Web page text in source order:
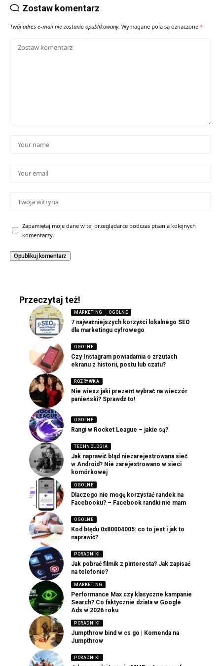
Zostaw komentarz
Twój adres e-mail nie zostanie opublikowany. Wymagane pola są oznaczone *
Zapamiętaj moje dane w tej przeglądarce podczas pisania kolejnych
komentarzy.
Przeczytaj też!
MARKETING OGOLNE
7 najważniejszych korzyści lokalnego SEO
dla marketingu cyfrowego
OGOLNE
Czy Instagram powiadamia o zrzutach
ekranu z historii, postu lub czatu?
ROZRYWKA
Nie wiesz jaki prezent wybrać na wieczór
panieński? Sprawdź to!
OGOLNE
Rangi w Rocket League – jakie są?
TECHNOLOGIA
Jak naprawić błąd niezarejestrowana sieć
w Android? Nie zarejestrowano w sieci
komórkowej
OGOLNE
Dlaczego nie mogę korzystać randek na
Facebooku? – Facebook randki nie mam
OGOLNE
Kod błędu 0x80004005: co to jest i jak to
naprawić?
PORADNIKI
Jak pobrać filmik z pinteresta? Jak zapisać
na telefonie?
MARKETING
Performance Max czy klasyczne kampanie
Search? Co faktycznie działa w Google
Ads w 2026 roku
PORADNIKI
Jumpthrow bind w cs go | Komenda na
Jumpthrow
PORADNIKI